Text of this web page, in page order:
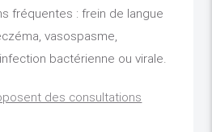
fréquentes : frein de langue
vasospasme,
bactérienne ou virale.
des consultations